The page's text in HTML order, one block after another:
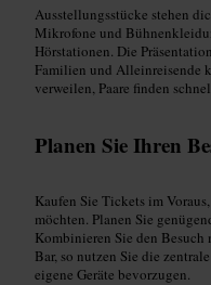
Ausstellungsstücke stehen
Mikrofone und
Hörstationen. Die
Familien und Alleinreisende
verweilen, Paare finden
Planen Sie Ihren
Kaufen Sie Tickets im
möchten. Planen Sie
Kombinieren Sie den Besuch
Bar, so nutzen Sie die
eigene Geräte bevorzugen.